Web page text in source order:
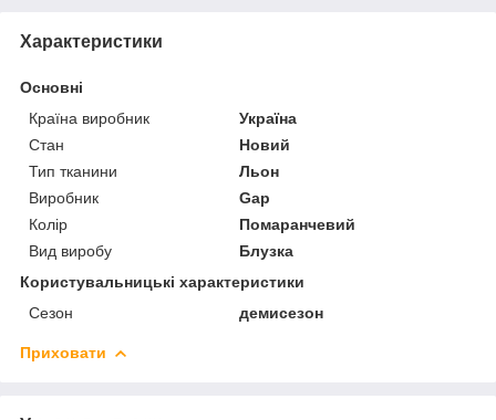
Характеристики
Основні
Країна виробник
Україна
Стан
Новий
Тип тканини
Льон
Виробник
Gap
Колір
Помаранчевий
Вид виробу
Блузка
Користувальницькі характеристики
Сезон
демисезон
Приховати